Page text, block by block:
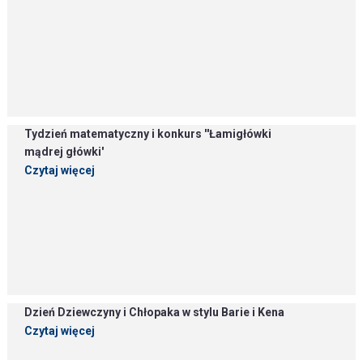
Tydzień matematyczny i konkurs ''Łamigłówki
mądrej główki'
Czytaj więcej
Dzień Dziewczyny i Chłopaka w stylu Barie i Kena
Czytaj więcej